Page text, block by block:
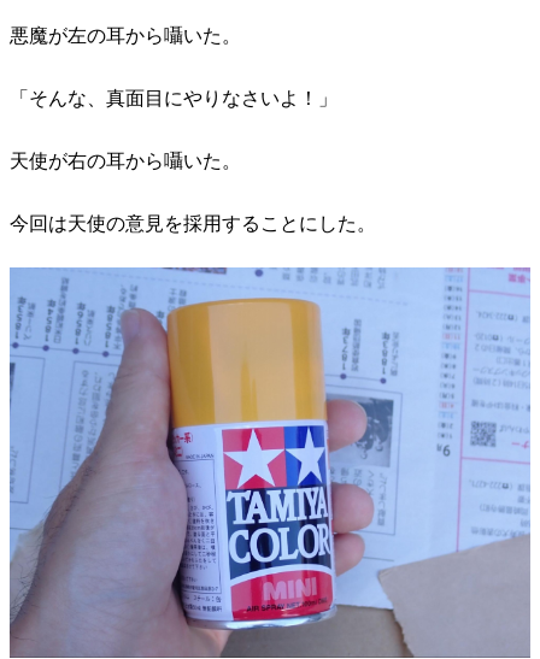
悪魔が左の耳から囁いた。
「そんな、真面目にやりなさいよ！」
天使が右の耳から囁いた。
今回は天使の意見を採用することにした。